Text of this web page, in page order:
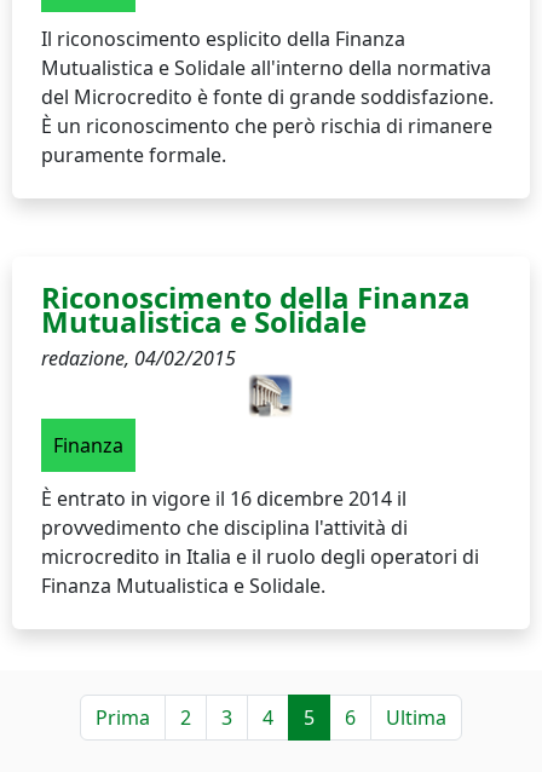
Il riconoscimento esplicito della Finanza
Mutualistica e Solidale all'interno della normativa
del Microcredito è fonte di grande soddisfazione.
È un riconoscimento che però rischia di rimanere
puramente formale.
Riconoscimento della Finanza
Mutualistica e Solidale
redazione, 04/02/2015
Finanza
È entrato in vigore il 16 dicembre 2014 il
provvedimento che disciplina l'attività di
microcredito in Italia e il ruolo degli operatori di
Finanza Mutualistica e Solidale.
Prima 2 3 4 5 6 Ultima